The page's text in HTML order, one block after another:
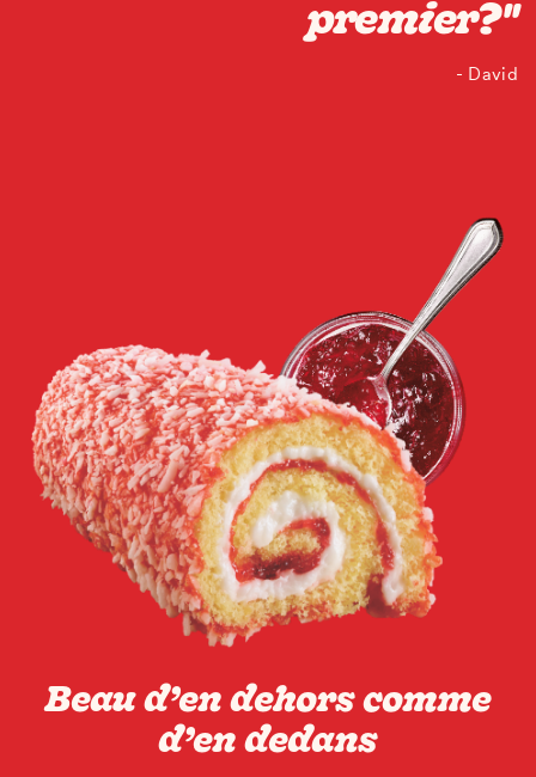
premier?"
- David
Beau d’en dehors comme
d’en dedans